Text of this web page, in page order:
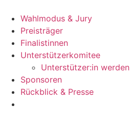
Inhalt
wechseln
Wahlmodus & Jury
Preisträger
Finalistinnen
Unterstützerkomitee
Unterstützer:in werden
Sponsoren
Rückblick & Presse